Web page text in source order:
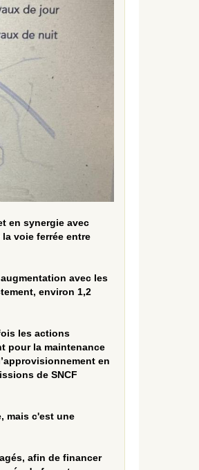
en synergie avec
voie ferrée entre
avec les
environ 1,2
les actions
pour la maintenance
en
de SNCF
mais c'est une
afin de financer